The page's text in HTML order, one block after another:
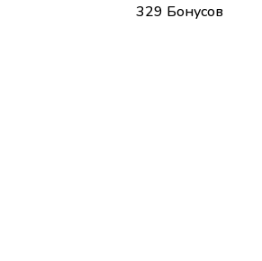
329 Бонусов